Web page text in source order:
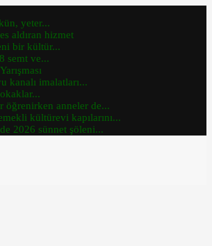
yeter...
aldıran hizmet
bir kültür...
semt ve...
kanalı imalatları...
öğrenirken anneler de...
kültürevi kapılarını...
2026 sünnet şöleni...